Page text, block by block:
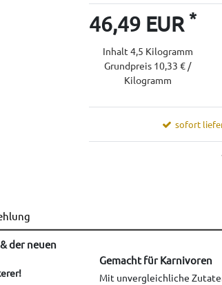
46,49 EUR *
Inhalt 4,5 Kilogramm
Grundpreis 10,33 € /
Kilogramm
sofort
der neuen
Gemacht für Karnivoren
Mit unvergleichliche